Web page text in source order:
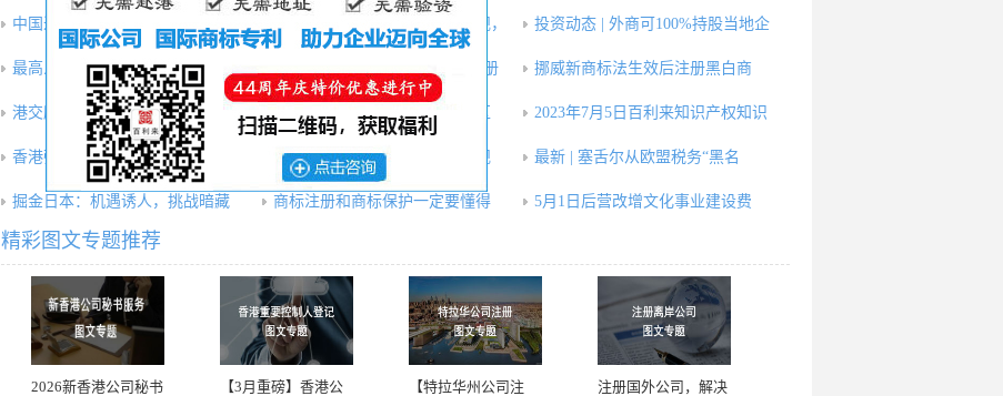
中国进入海外直接投资大扩张时 【重要提醒】美国2019税收新规， 投资动态 | 外商可100%持股当地企
最高人民法院知识产权法庭典型 2017年3月商标局启动了一批注册 挪威新商标法生效后注册黑白商
港交所：若上市文件不够简洁 中国企业进军迪拜：选择自贸区 2023年7月5日百利来知识产权知识
香港强积金“懒人基金” 预计明 央行下发人民币跨境支付系统规 最新 | 塞舌尔从欧盟税务“黑名
掘金日本：机遇诱人，挑战暗藏 商标注册和商标保护一定要懂得 5月1日后营改增文化事业建设费
精彩图文专题推荐
2026新香港公司秘书
【3月重磅】香港公
【特拉华州公司注
注册国外公司，解决